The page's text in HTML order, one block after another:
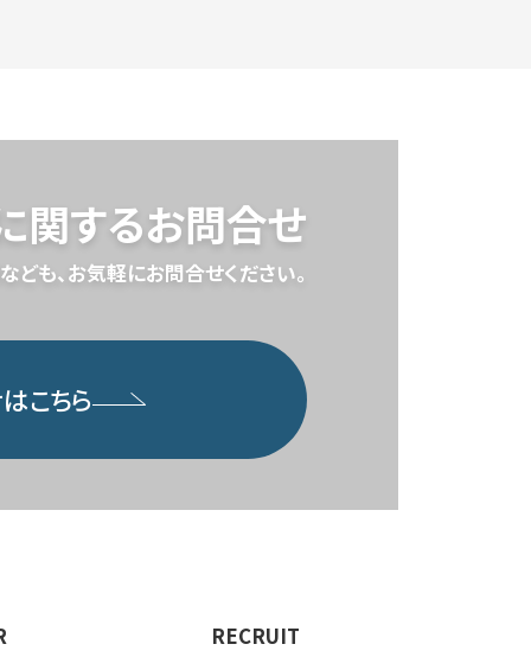
関するお問合せ
ども、 お気軽にお問合せください。
こちら
RECRUIT